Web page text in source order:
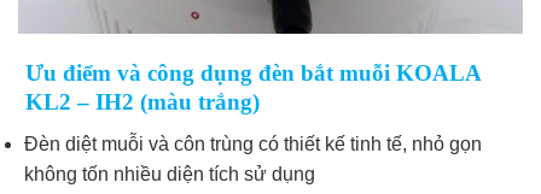
Ưu điểm và công dụng đèn bắt muỗi KOALA
KL2 – IH2 (màu trắng)
Đèn diệt muỗi và côn trùng có thiết kế tinh tế, nhỏ gọn
không tốn nhiều diện tích sử dụng